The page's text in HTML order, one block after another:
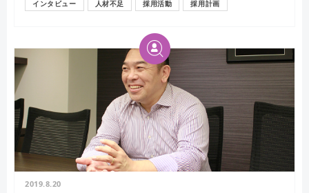
インタビュー 人材不足 採用活動 採用計画
2019.8.20